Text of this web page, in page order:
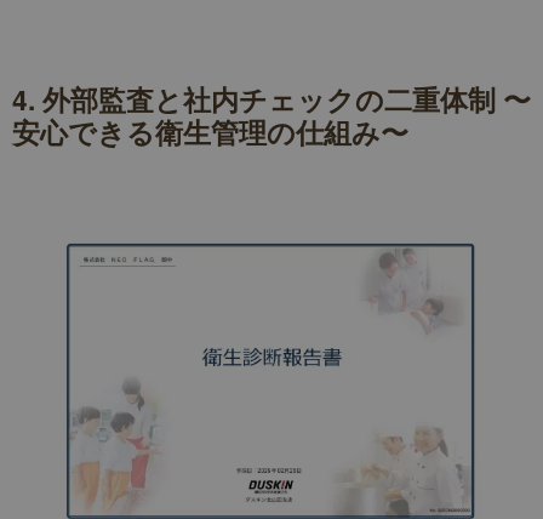
4. 外部監査と社内チェックの二重体制 〜
安心できる衛生管理の仕組み〜